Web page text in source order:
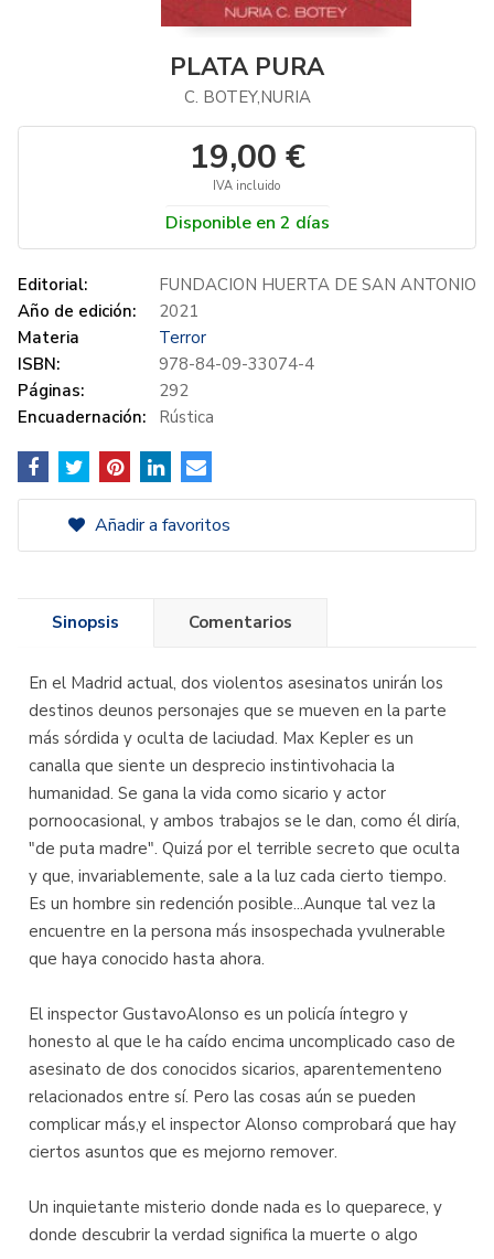
PLATA PURA
C. BOTEY,NURIA
19,00 €
IVA incluido
Disponible en 2 días
Editorial:
FUNDACION HUERTA DE SAN ANTONIO
Año de edición:
2021
Materia
Terror
ISBN:
978-84-09-33074-4
Páginas:
292
Encuadernación:
Rústica
Añadir a favoritos
Sinopsis Comentarios
En el Madrid actual, dos violentos asesinatos unirán los
destinos deunos personajes que se mueven en la parte
más sórdida y oculta de laciudad. Max Kepler es un
canalla que siente un desprecio instintivohacia la
humanidad. Se gana la vida como sicario y actor
pornoocasional, y ambos trabajos se le dan, como él diría,
"de puta madre". Quizá por el terrible secreto que oculta
y que, invariablemente, sale a la luz cada cierto tiempo.
Es un hombre sin redención posible...Aunque tal vez la
encuentre en la persona más insospechada yvulnerable
que haya conocido hasta ahora.
El inspector GustavoAlonso es un policía íntegro y
honesto al que le ha caído encima uncomplicado caso de
asesinato de dos conocidos sicarios, aparentementeno
relacionados entre sí. Pero las cosas aún se pueden
complicar más,y el inspector Alonso comprobará que hay
ciertos asuntos que es mejorno remover.
Un inquietante misterio donde nada es lo queparece, y
donde descubrir la verdad significa la muerte o algo